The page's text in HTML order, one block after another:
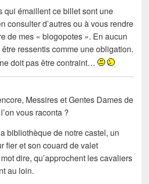
qui émaillent ce billet sont une
consulter d’autres ou à vous rendre
de mes « blogopotes ». En aucun
ressentis comme une obligation.
doit pas être contraint…
Messires et Gentes Dames de
vous raconta ?
bibliothèque de notre castel, un
fier et son couard de valet
dire, qu’approchent les cavaliers
au loin.